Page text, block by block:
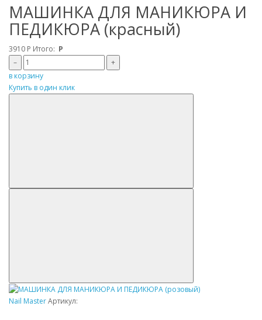
МАШИНКА ДЛЯ МАНИКЮРА И
ПЕДИКЮРА (красный)
3910 Р Итого: Р
–
+
в корзину
Купить в один клик
Nail MasterАртикул: